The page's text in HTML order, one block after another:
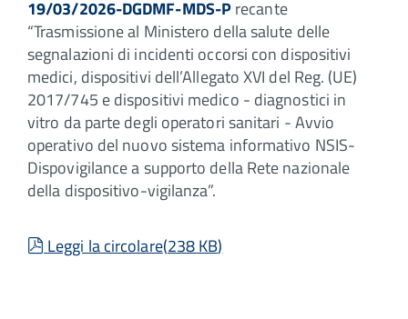
19/03/2026-DGDMF-MDS-Precante
“Trasmissione al Ministero della salute delle
segnalazioni di incidenti occorsi con dispositivi
medici, dispositivi dell’Allegato XVI del Reg. (UE)
2017/745 e dispositivi medico - diagnostici in
vitro da parte degli operatori sanitari - Avvio
operativo del nuovo sistema informativo NSIS-
Dispovigilance a supporto della Rete nazionale
della dispositivo-vigilanza”.
pdf
Leggi la circolare(238 KB)